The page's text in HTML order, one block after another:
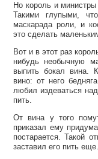
Но король и
Такими глупыми,
маскарада роли, и
это сделать
Вот и в этот раз
нибудь необычную
выпить бокал вина.
вино: от него
любил издеваться
пить.
От вина у того
приказал ему
постарается. Такой
заставил его пить еще.